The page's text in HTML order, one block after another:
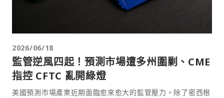
2026/06/18
監管逆風四起！預測市場遭多州圍剿、CME
指控 CFTC 亂開綠燈
美國預測市場產業近期面臨愈來愈大的監管壓力。除了密西根